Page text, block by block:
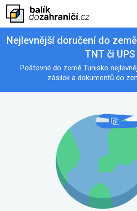
Nejlevnější doručení do
TNT či UPS
Poštovné do země Tunisko
zásilek a dokumentů do